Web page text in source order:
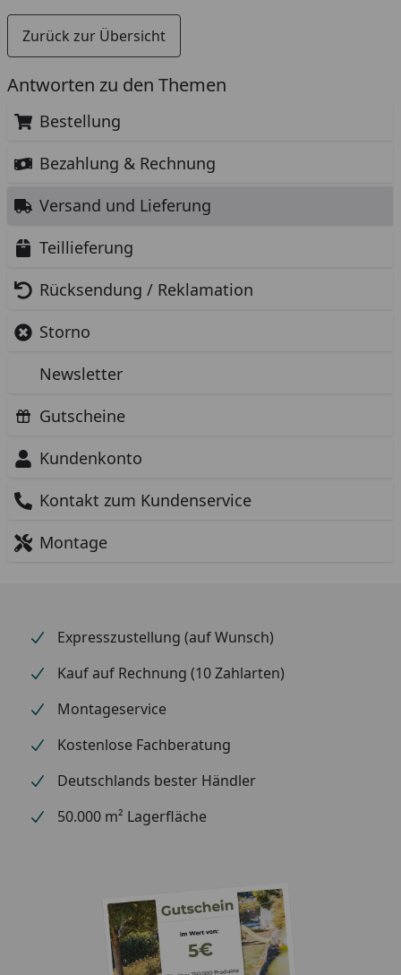
Antworten zu den Themen
Bestellung
Bezahlung & Rechnung
Versand und Lieferung
Teillieferung
Rücksendung / Reklamation
Storno
Newsletter
Gutscheine
Kundenkonto
Kontakt zum Kundenservice
Montage
Zurück zur Übersicht
Expresszustellung (auf Wunsch)
Kauf auf Rechnung (10 Zahlarten)
Montageservice
Kostenlose Fachberatung
Deutschlands bester Händler
50.000 m² Lagerfläche